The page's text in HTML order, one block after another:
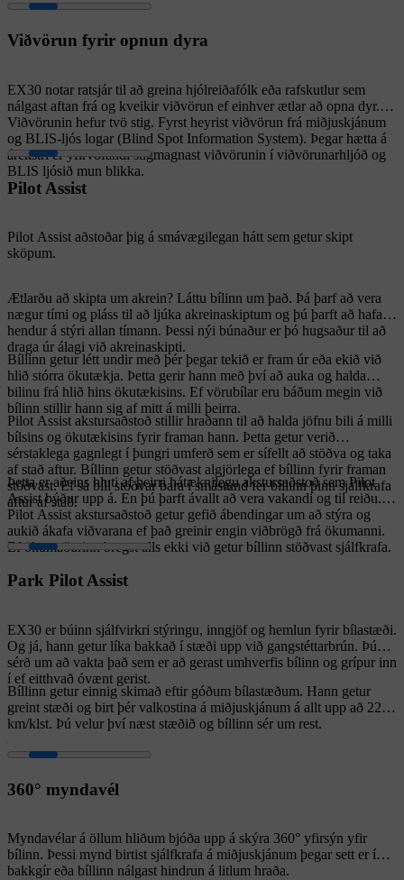
Viðvörun fyrir opnun dyra
EX30 notar ratsjár til að greina hjólreiðafólk eða rafskutlur sem
nálgast aftan frá og kveikir viðvörun ef einhver ætlar að opna dyr.
Viðvörunin hefur tvö stig. Fyrst heyrist viðvörun frá miðjuskjánum
og BLIS-ljós logar (Blind Spot Information System). Þegar hætta á
árekstri er yfirvofandi stigmagnast viðvörunin í viðvörunarhljóð og
BLIS ljósið mun blikka.
Pilot Assist
Pilot Assist aðstoðar þig á smávægilegan hátt sem getur skipt
sköpum.
Ætlarðu að skipta um akrein? Láttu bílinn um það. Þá þarf að vera
nægur tími og pláss til að ljúka akreinaskiptum og þú þarft að hafa
hendur á stýri allan tímann. Þessi nýi búnaður er þó hugsaður til að
draga úr álagi við akreinaskipti.
Bíllinn getur létt undir með þér þegar tekið er fram úr eða ekið við
hlið stórra ökutækja. Þetta gerir hann með því að auka og halda
bilinu frá hlið hins ökutækisins. Ef vörubílar eru báðum megin við
bílinn stillir hann sig af mitt á milli þeirra.
Pilot Assist akstursaðstoð stillir hraðann til að halda jöfnu bili á milli
bílsins og ökutækisins fyrir framan hann. Þetta getur verið
sérstaklega gagnlegt í þungri umferð sem er sífellt að stöðva og taka
af stað aftur. Bíllinn getur stöðvast algjörlega ef bíllinn fyrir framan
stöðvast. Ef sá bíll stöðvar bara í smástund fer bíllinn þinn sjálfkrafa
aftur af stað.
Þetta er aðeins hluti af þeirri hátæknilegu akstursaðstoð sem Pilot
Assist býður upp á. En þú þarft ávallt að vera vakandi og til reiðu.
Pilot Assist akstursaðstoð getur gefið ábendingar um að stýra og
aukið ákafa viðvarana ef það greinir engin viðbrögð frá ökumanni.
Ef ökumaðurinn bregst alls ekki við getur bíllinn stöðvast sjálfkrafa.
Park Pilot Assist
EX30 er búinn sjálfvirkri stýringu, inngjöf og hemlun fyrir bílastæði.
Og já, hann getur líka bakkað í stæði upp við gangstéttarbrún. Þú
sérð um að vakta það sem er að gerast umhverfis bílinn og grípur inn
í ef eitthvað óvænt gerist.
Bíllinn getur einnig skimað eftir góðum bílastæðum. Hann getur
greint stæði og birt þér valkostina á miðjuskjánum á allt upp að 22
km/klst. Þú velur því næst stæðið og bíllinn sér um rest.
360° myndavél
Myndavélar á öllum hliðum bjóða upp á skýra 360° yfirsýn yfir
bílinn. Þessi mynd birtist sjálfkrafa á miðjuskjánum þegar sett er í
bakkgír eða bíllinn nálgast hindrun á litlum hraða.